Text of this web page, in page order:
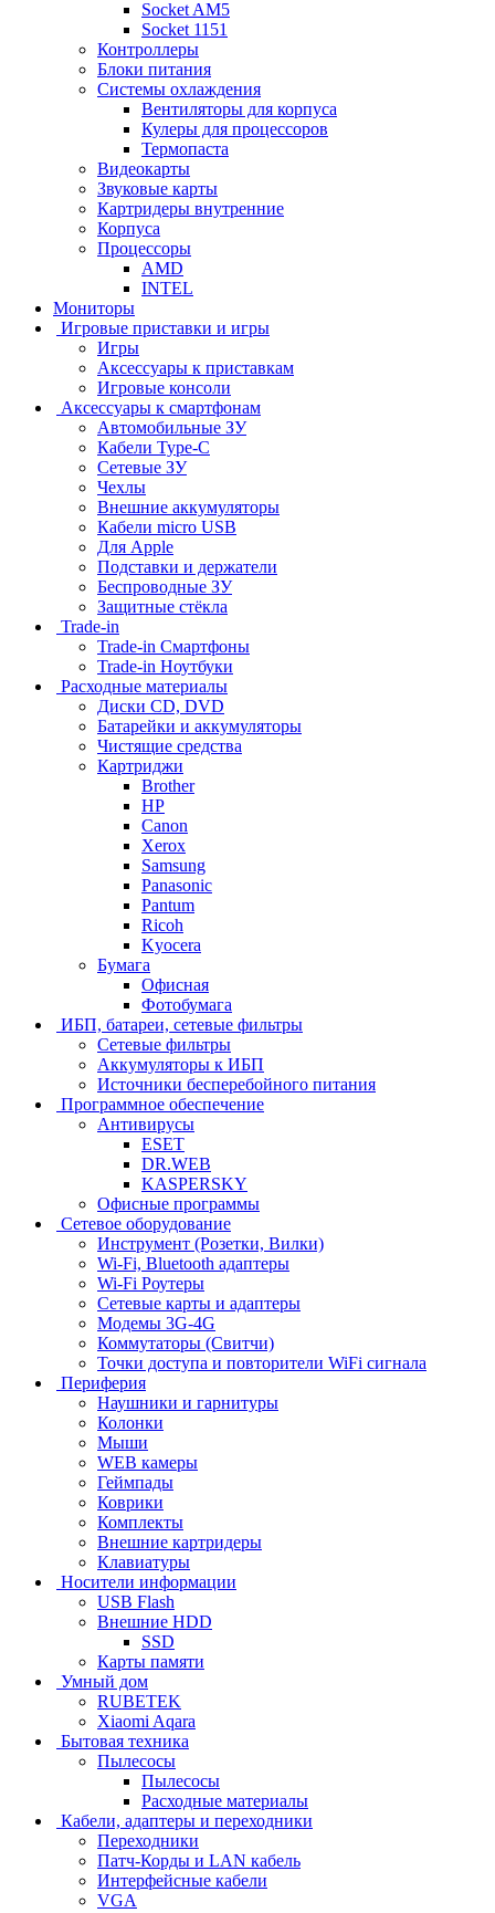
Socket AM5
Socket 1151
Контроллеры
Блоки питания
Системы охлаждения
Вентиляторы для корпуса
Кулеры для процессоров
Термопаста
Видеокарты
Звуковые карты
Картридеры внутренние
Корпуса
Процессоры
AMD
INTEL
Мониторы
Игровые приставки и игры
Игры
Аксессуары к приставкам
Игровые консоли
Аксессуары к смартфонам
Автомобильные ЗУ
Кабели Type-C
Сетевые ЗУ
Чехлы
Внешние аккумуляторы
Кабели micro USB
Для Apple
Подставки и держатели
Беспроводные ЗУ
Защитные стёкла
Trade-in
Trade-in Смартфоны
Trade-in Ноутбуки
Расходные материалы
Диски CD, DVD
Батарейки и аккумуляторы
Чистящие средства
Картриджи
Brother
HP
Canon
Xerox
Samsung
Panasonic
Pantum
Ricoh
Kyocera
Бумага
Офисная
Фотобумага
ИБП, батареи, сетевые фильтры
Сетевые фильтры
Аккумуляторы к ИБП
Источники бесперебойного питания
Программное обеспечение
Антивирусы
ESET
DR.WEB
KASPERSKY
Офисные программы
Сетевое оборудование
Инструмент (Розетки, Вилки)
Wi-Fi, Bluetooth адаптеры
Wi-Fi Роутеры
Сетевые карты и адаптеры
Модемы 3G-4G
Коммутаторы (Свитчи)
Точки доступа и повторители WiFi сигнала
Периферия
Наушники и гарнитуры
Колонки
Мыши
WEB камеры
Геймпады
Коврики
Комплекты
Внешние картридеры
Клавиатуры
Носители информации
USB Flash
Внешние HDD
SSD
Карты памяти
Умный дом
RUBETEK
Xiaomi Aqara
Бытовая техника
Пылесосы
Пылесосы
Расходные материалы
Кабели, адаптеры и переходники
Переходники
Патч-Корды и LAN кабель
Интерфейсные кабели
VGA